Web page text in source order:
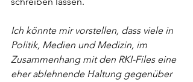
Ich könnte mir vorstellen, dass viele in
Politik, Medien und Medizin, im
Zusammenhang mit den RKI-Files eine
eher ablehnende Haltung gegenüber